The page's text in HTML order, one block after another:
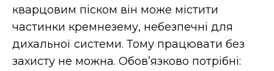
кварцовим піском він може містити
частинки кремнезему, небезпечні для
дихальної системи. Тому працювати без
захисту не можна. Обов’язково потрібні: